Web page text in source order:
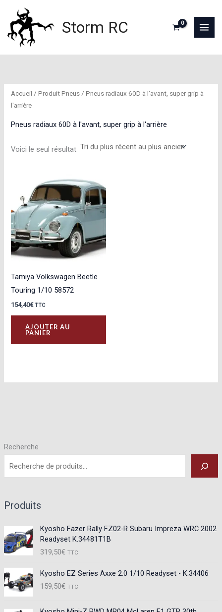
contenu
Storm RC
Recherche
Produits
Kyosho Fazer Rally FZ02-R Subaru Impreza WRC 2002
Readyset K.34481T1B
319,50€ TTC
Kyosho EZ Series Axxe 2.0 1/10 Readyset - K.34406
159,50€ TTC
Accueil / Produit Pneus / Pneus radiaux 60D à l'avant, super grip à
l'arrière
Pneus radiaux 60D à l'avant, super grip à l'arrière
Voici le seul résultat
Tamiya Volkswagen Beetle
Touring 1/10 58572
154,40€ TTC
AJOUTER AU
PANIER